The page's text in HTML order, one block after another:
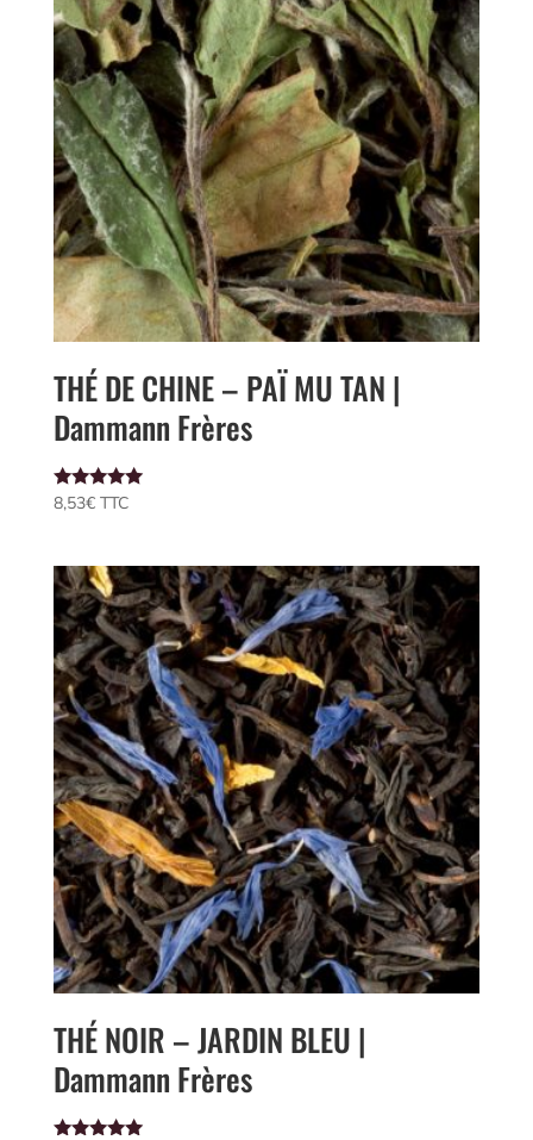
THÉ DE CHINE – PAÏ MU TAN |
Dammann Frères
Note
8,53€ TTC
THÉ NOIR – JARDIN BLEU |
Dammann Frères